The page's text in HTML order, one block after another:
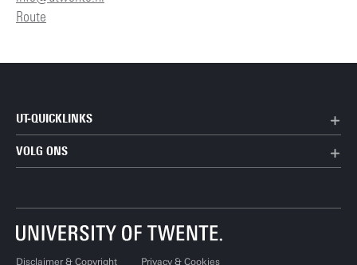
Route
UT-QUICKLINKS
VOLG ONS
Disclaimer & Copyright Privacy & Cookies